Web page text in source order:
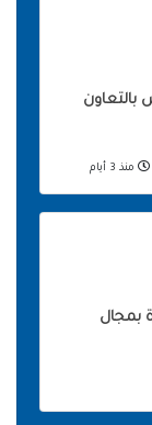
بالتعاون
منذ 3 أيام
بمجال